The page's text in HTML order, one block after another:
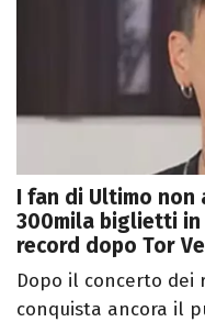
I fan di Ultimo non
300mila biglietti in
record dopo Tor
Dopo il concerto dei
conquista ancora il